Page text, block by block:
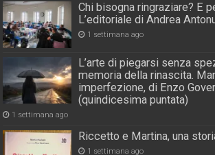
Chi bisogna ringraziare? E
L’editoriale di Andrea
1 settimana ago
L’arte di piegarsi senza
memoria della rinascita.
imperfezione, di Enzo
(quindicesima puntata)
1 settimana ago
Riccetto e Martina, una
1 settimana ago